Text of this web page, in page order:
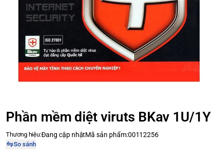
Phần mềm diệt viruts BKav 1U/1Y
Thương hiệu:Đang cập nhậtMã sản phẩm:00112256
So sánh